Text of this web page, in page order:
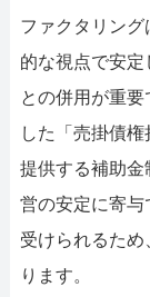
ファクタリン
的な視点で安
との併用が重
した「売掛債
提供する補助金
営の安定に寄
受けられるた
ります。